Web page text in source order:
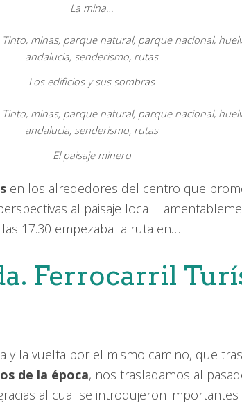
La mina…
Los edificios y sus sombras
El paisaje minero
en los alrededores del centro que
al paisaje local.
17.30 empezaba la ruta en…
Ferrocarril
y la vuelta por el mismo camino, que
de la época, nos trasladamos al
al cual se introdujeron importantes